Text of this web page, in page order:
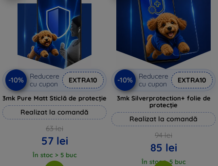
-10%
Reducere
cu cupon
EXTRA10
3mk Pure Matt Sticlă de protecție
Realizat la comandă
63 lei
57 lei
În stoc > 5 buc
-10%
Reducere
cu cupon
EXTRA10
3mk Silverprotection+ folie de
protecție
Realizat la comandă
94 lei
85 lei
În stoc > 5 buc